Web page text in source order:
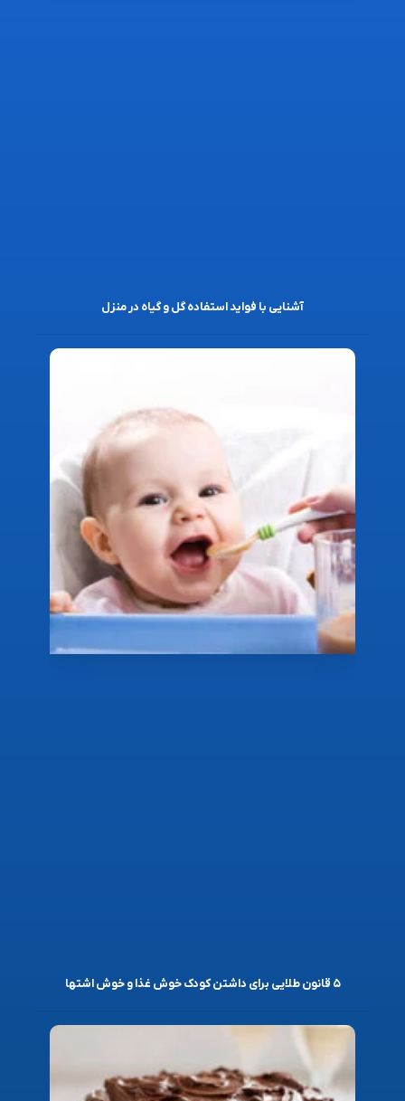
آشنایی با فواید استفاده گل و گیاه در منزل
۵ قانون طلایی برای داشتن کودک خوش غذا و خوش اشتها